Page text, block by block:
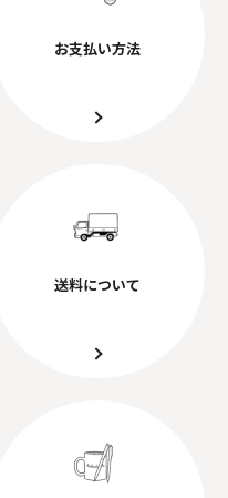
お支払い方法
送料について